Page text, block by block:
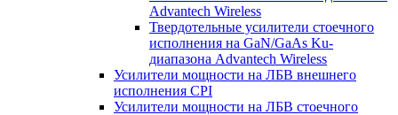
Advantech Wireless
Твердотельные усилители стоечного
исполнения на GaN/GaAs Ku-
диапазона Advantech Wireless
Усилители мощности на ЛБВ внешнего
исполнения CPI
Усилители мощности на ЛБВ стоечного